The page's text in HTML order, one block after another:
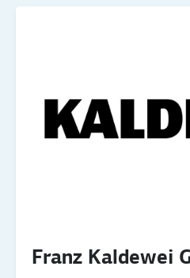
Franz Kaldewei